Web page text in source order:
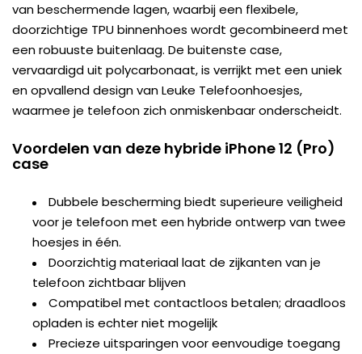
van beschermende lagen, waarbij een flexibele,
doorzichtige TPU binnenhoes wordt gecombineerd met
een robuuste buitenlaag. De buitenste case,
vervaardigd uit polycarbonaat, is verrijkt met een uniek
en opvallend design van Leuke Telefoonhoesjes,
waarmee je telefoon zich onmiskenbaar onderscheidt.
Voordelen van deze hybride iPhone 12 (Pro)
case
Dubbele bescherming biedt superieure veiligheid
voor je telefoon met een hybride ontwerp van twee
hoesjes in één.
Doorzichtig materiaal laat de zijkanten van je
telefoon zichtbaar blijven
Compatibel met contactloos betalen; draadloos
opladen is echter niet mogelijk
Precieze uitsparingen voor eenvoudige toegang